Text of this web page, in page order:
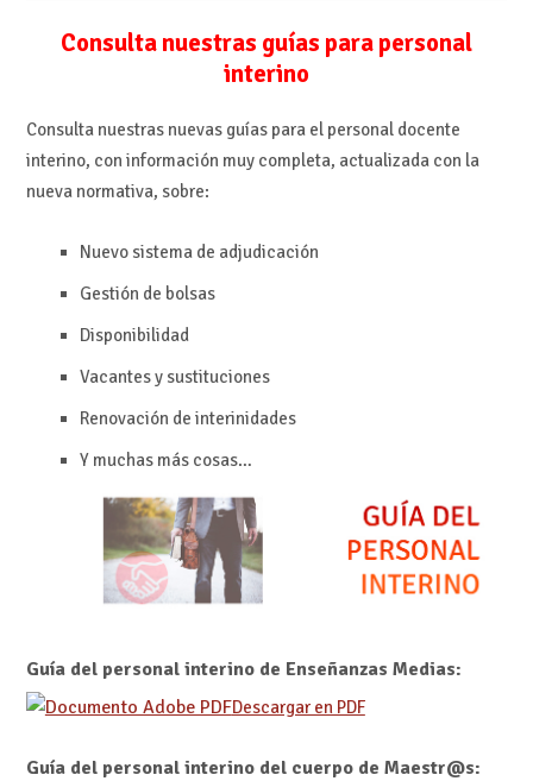
Consulta nuestras guías para personal
interino
Consulta nuestras nuevas guías para el personal docente
interino, con información muy completa, actualizada con la
nueva normativa, sobre:
Nuevo sistema de adjudicación
Gestión de bolsas
Disponibilidad
Vacantes y sustituciones
Renovación de interinidades
Y muchas más cosas…
Guía del personal interino de Enseñanzas Medias:
Descargar en PDF
Guía del personal interino del cuerpo de Maestr@s: